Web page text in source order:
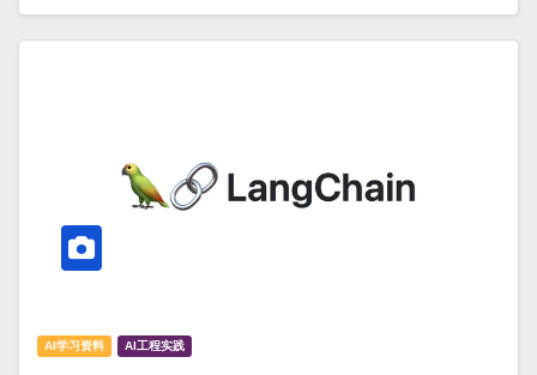
AI学习资料 AI工程实践